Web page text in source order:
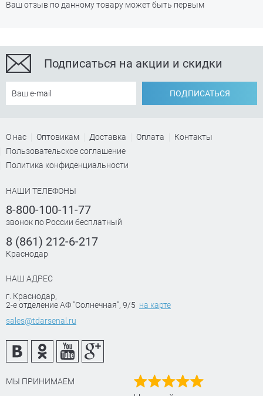
Ваш отзыв по данному товару может быть первым
Подписаться на акции и скидки
ПОДПИСАТЬСЯ
О нас Оптовикам Доставка Оплата
Контакты
Пользовательское соглашение
Политика конфиденциальности
НАШИ ТЕЛЕФОНЫ
8-800-100-11-77
звонок по России бесплатный
8 (861) 212-6-217
Краснодар
НАШ АДРЕС
г. Краснодар,
2-е отделение АФ "Солнечная", 9/5 на карте
sales@tdarsenal.ru
МЫ ПРИНИМАЕМ